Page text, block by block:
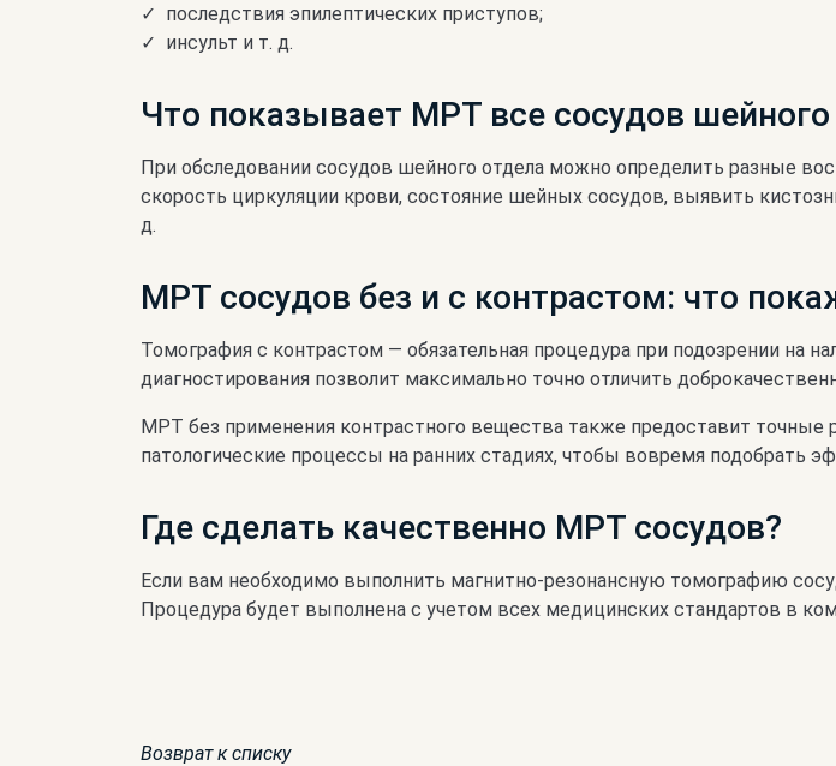
последствия эпилептических приступов;
инсульт и т. д.
Что показывает МРТ все сосудов шейного
При обследовании сосудов шейного отдела можно определить разные
скорость циркуляции крови, состояние шейных сосудов, выявить
д.
МРТ сосудов без и с контрастом: что
Томография с контрастом — обязательная процедура при подозрении на
диагностирования позволит максимально точно отличить
МРТ без применения контрастного вещества также предоставит
патологические процессы на ранних стадиях, чтобы вовремя подобрать
Где сделать качественно МРТ сосудов?
Если вам необходимо выполнить магнитно-резонансную томографию
Процедура будет выполнена с учетом всех медицинских стандартов в
Возврат к списку